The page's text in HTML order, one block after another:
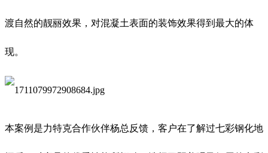
渡自然的靓丽效果，对混凝土表面的装饰效果得到最大的体
现。
本案例是力特克合作伙伴杨总反馈，客户在了解过七彩钢化地